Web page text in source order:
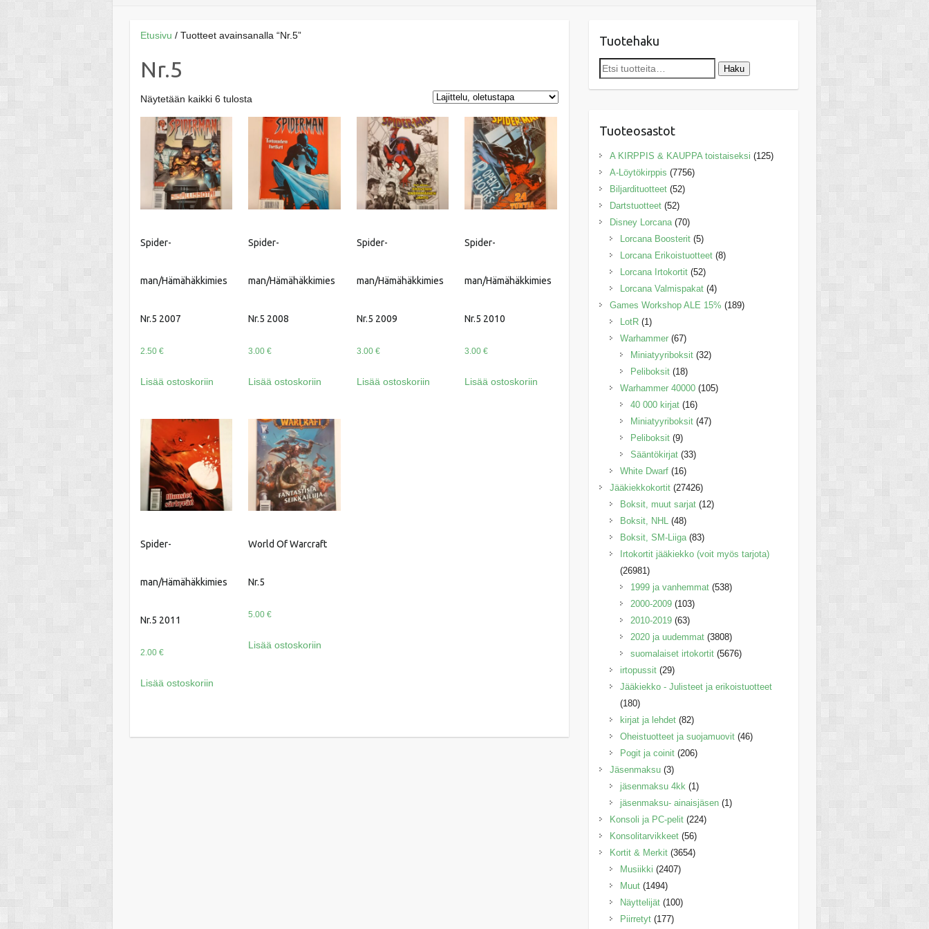
Etusivu / Tuotteet avainsanalla “Nr.5”
Nr.5
Näytetään kaikki 6 tulosta
Spider-
man/Hämähäkkimies
Nr.5 2007
2.50 €
Lisää ostoskoriin
Spider-
man/Hämähäkkimies
Nr.5 2008
3.00€
Lisää ostoskoriin
Spider-
man/Hämähäkkimies
Nr.5 2009
3.00 €
Lisää ostoskoriin
Spider-
man/Hämähäkkimies
Nr.5 2010
3.00€
Lisää ostoskoriin
Spider-
man/Hämähäkkimies
Nr.5 2011
2.00 €
Lisää ostoskoriin
World Of Warcraft
Nr.5
5.00€
Lisää ostoskoriin
Tuotehaku
Etsi: Haku
Tuoteosastot
A KIRPPIS & KAUPPA toistaiseksi (125)
A-Löytökirppis (7756)
Biljardituotteet (52)
Dartstuotteet (52)
Disney Lorcana (70)
Lorcana Boosterit (5)
Lorcana Erikoistuotteet (8)
Lorcana Irtokortit (52)
Lorcana Valmispakat (4)
Games Workshop ALE 15% (189)
LotR (1)
Warhammer (67)
Miniatyyriboksit (32)
Peliboksit (18)
Warhammer 40000 (105)
40 000 kirjat (16)
Miniatyyriboksit (47)
Peliboksit (9)
Sääntökirjat (33)
White Dwarf (16)
Jääkiekkokortit (27426)
Boksit, muut sarjat (12)
Boksit, NHL (48)
Boksit, SM-Liiga (83)
Irtokortit jääkiekko (voit myös tarjota)
(26981)
1999 ja vanhemmat (538)
2000-2009 (103)
2010-2019 (63)
2020 ja uudemmat (3808)
suomalaiset irtokortit (5676)
irtopussit (29)
Jääkiekko - Julisteet ja erikoistuotteet
(180)
kirjat ja lehdet (82)
Oheistuotteet ja suojamuovit (46)
Pogit ja coinit (206)
Jäsenmaksu (3)
jäsenmaksu 4kk (1)
jäsenmaksu- ainaisjäsen (1)
Konsoli ja PC-pelit (224)
Konsolitarvikkeet (56)
Kortit & Merkit (3654)
Musiikki (2407)
Muut (1494)
Näyttelijät (100)
Piirretyt (177)